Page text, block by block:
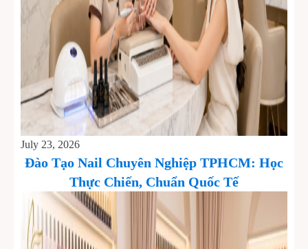
July 23, 2026
Đào Tạo Nail Chuyên Nghiệp TPHCM: Học
Thực Chiến, Chuẩn Quốc Tế